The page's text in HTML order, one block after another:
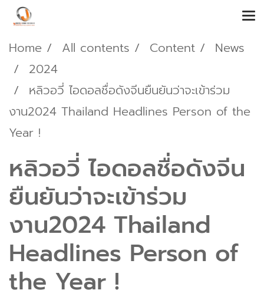
Home All contents Content
News
2024
หลิวอวี่ ไอดอลชื่อดังจีนยืนยันว่าจะเข้าร่วม
งาน2024 Thailand Headlines Person of the
Year !
หลิวอวี่ ไอดอลชื่อดังจีน
ยืนยันว่าจะเข้าร่วม
งาน2024 Thailand
Headlines Person of
the Year !